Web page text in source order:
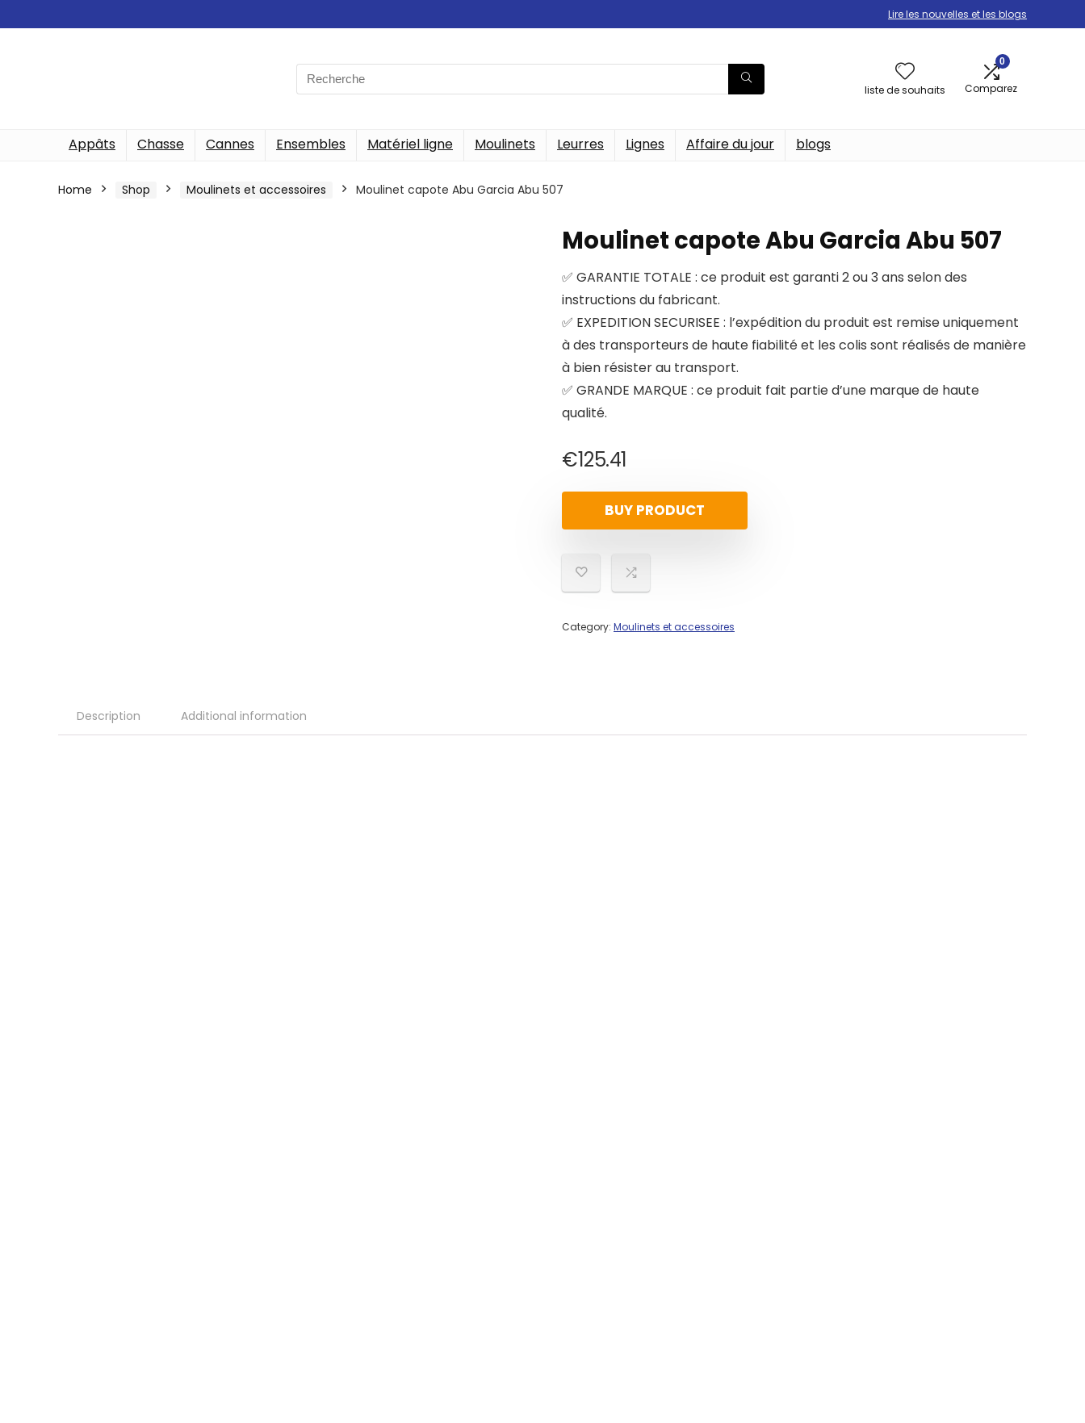
Lire les nouvelles et les blogs
Search
for:
liste de souhaits
0
Comparez
Appâts Chasse Cannes Ensembles Matériel ligne Moulinets Leurres Lignes Affaire du jour blogs
Home Shop Moulinets et accessoires Moulinet capote Abu Garcia Abu 507
Moulinet capote Abu Garcia Abu 507
✅ GARANTIE TOTALE : ce produit est garanti 2 ou 3 ans selon des
instructions du fabricant.
✅ EXPEDITION SECURISEE : l’expédition du produit est remise uniquement
à des transporteurs de haute fiabilité et les colis sont réalisés de manière
à bien résister au transport.
✅ GRANDE MARQUE : ce produit fait partie d’une marque de haute
qualité.
€125.41
BUY PRODUCT
Category: Moulinets et accessoires
Description Additional information